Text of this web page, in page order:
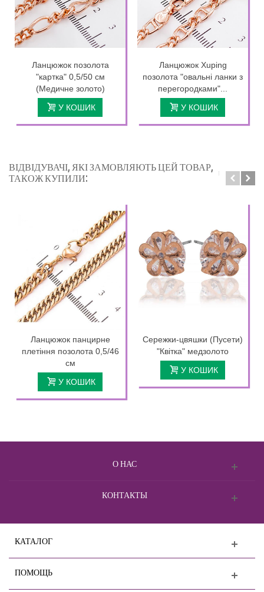
Ланцюжок позолота
"картка" 0,5/50 см
(Медичне золото)
У КОШИК
Ланцюжок Xuping
позолота "овальні ланки з
перегородками"...
У КОШИК
ВІДВІДУВАЧІ, ЯКІ ЗАМОВЛЯЮТЬ ЦЕЙ ТОВАР,
ТАКОЖ КУПИЛИ:
Ланцюжок панцирне
плетіння позолота 0,5/46
см
У КОШИК
Сережки-цвяшки (Пусети)
"Квітка" медзолото
У КОШИК
О НАС
КОНТАКТЫ
КАТАЛОГ
ПОМОЩЬ